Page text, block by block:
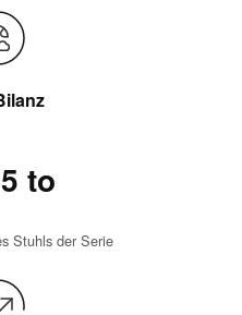
to
Stuhls der Serie